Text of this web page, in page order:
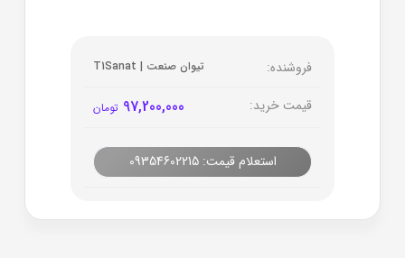
فروشنده: تیوان صنعت | T1Sanat
قیمت خرید: 97,200,000 تومان
استعلام قیمت: 09354602215